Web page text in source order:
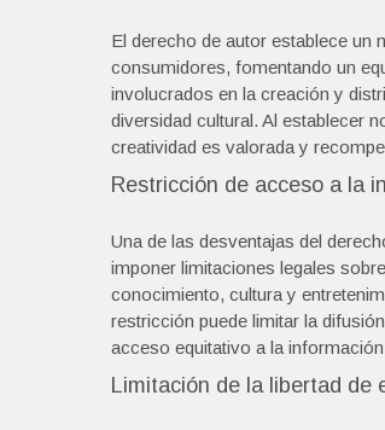
El derecho de autor establece un
consumidores, fomentando un
involucrados en la creación y
diversidad cultural. Al establecer
creatividad es valorada y
Restricción de acceso a la
Una de las desventajas del
imponer limitaciones legales
conocimiento, cultura y
restricción puede limitar la
acceso equitativo a la
Limitación de la libertad de